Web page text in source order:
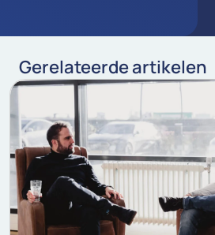
Gerelateerde artikelen